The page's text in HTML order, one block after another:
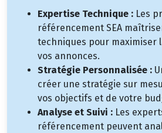
Expertise Technique : Les
référencement SEA
techniques pour maximiser
vos annonces.
Stratégie Personnalisée :
créer une stratégie sur
vos objectifs et de votre
Analyse et Suivi : Les
référencement peuvent